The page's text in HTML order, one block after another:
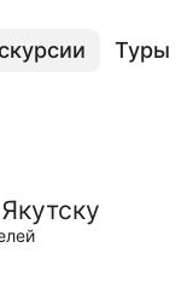
Туры